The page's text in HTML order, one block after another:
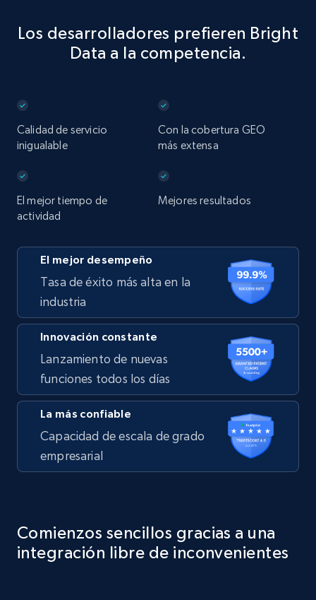
Los desarrolladores prefieren Bright
Data a la competencia.
Calidad de servicio
inigualable
Con la cobertura GEO
más extensa
El mejor tiempo de
actividad
Mejores resultados
El mejor desempeño
Tasa de éxito más alta en la
industria
Innovación constante
Lanzamiento de nuevas
funciones todos los días
La más confiable
Capacidad de escala de grado
empresarial
Comienzos sencillos gracias a una
integración libre de inconvenientes